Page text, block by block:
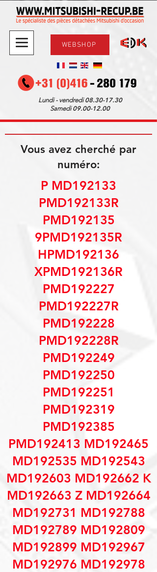
WEBSHOP
Lundi - vendredi08.30-17.30
Samedi09.00-12.00
Vous avez cherché par
numéro:
P MD192133
PMD192133R
PMD192135
9PMD192135R
HPMD192136
XPMD192136R
PMD192227
PMD192227R
PMD192228
PMD192228R
PMD192249
PMD192250
PMD192251
PMD192319
PMD192385
PMD192413 MD192465
MD192535 MD192543
MD192603 MD192662 K
MD192663 Z MD192664
MD192731 MD192788
MD192789 MD192809
MD192899 MD192967
MD192976 MD192978